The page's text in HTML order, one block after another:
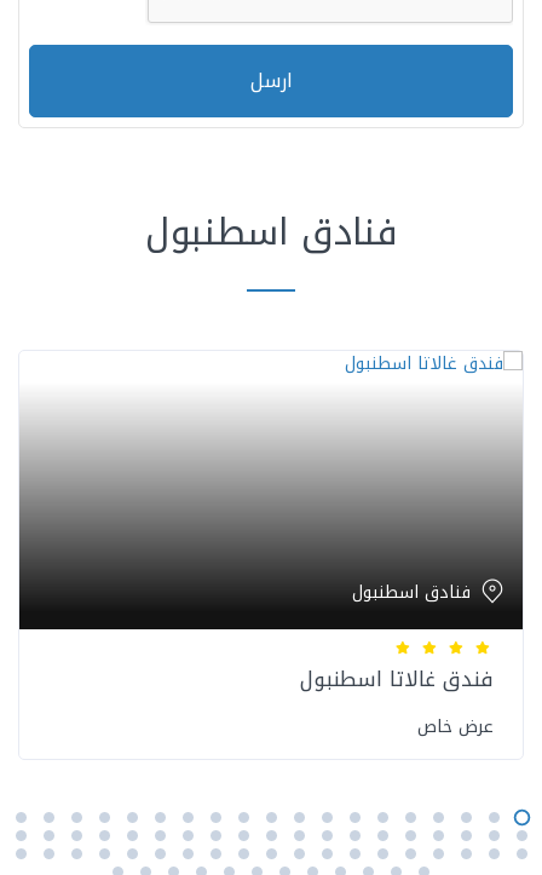
ارسل
فنادق اسطنبول
فنادق اسطنبول
فندق غالاتا اسطنبول
عرض خاص